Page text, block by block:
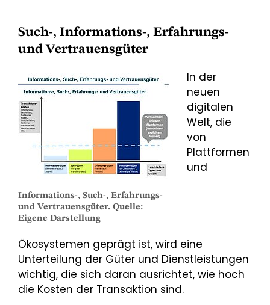
Such-, Informations-, Erfahrungs-
und Vertrauensgüter
Informations-, Such-, Erfahrungs-
und Vertrauensgüter. Quelle:
Eigene Darstellung
In der
neuen
digitalen
Welt, die
von
Plattformen
und
Ökosystemen geprägt ist, wird eine
Unterteilung der Güter und Dienstleistungen
wichtig, die sich daran ausrichtet, wie hoch
die Kosten der Transaktion sind.